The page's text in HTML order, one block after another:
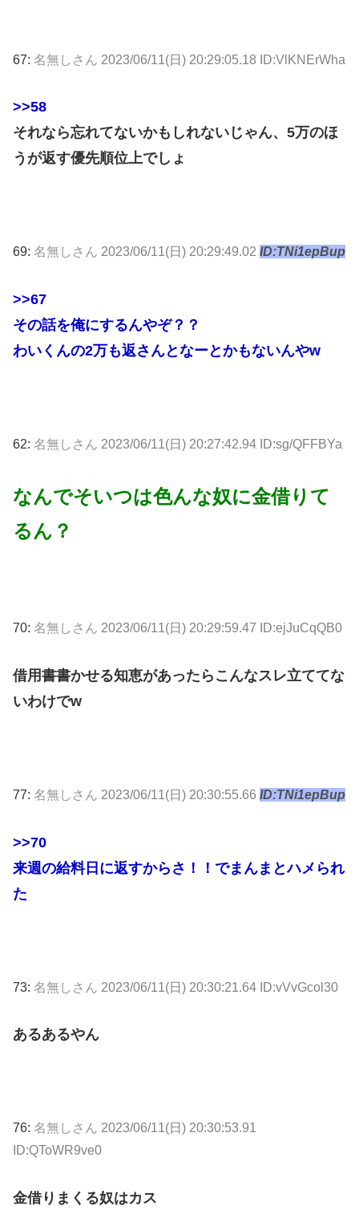
67: 名無しさん 2023/06/11(日) 20:29:05.18 ID:VlKNErWha
>>58
それなら忘れてないかもしれないじゃん、5万のほ
うが返す優先順位上でしょ
69: 名無しさん 2023/06/11(日) 20:29:49.02 ID:TNi1epBup
>>67
その話を俺にするんやぞ？？
わいくんの2万も返さんとなーとかもないんやw
62: 名無しさん 2023/06/11(日) 20:27:42.94 ID:sg/QFFBYa
なんでそいつは色んな奴に金借りて
るん？
70: 名無しさん 2023/06/11(日) 20:29:59.47 ID:ejJuCqQB0
借用書書かせる知恵があったらこんなスレ立ててな
いわけでw
77: 名無しさん 2023/06/11(日) 20:30:55.66 ID:TNi1epBup
>>70
来週の給料日に返すからさ！！でまんまとハメられ
た
73: 名無しさん 2023/06/11(日) 20:30:21.64 ID:vVvGcol30
あるあるやん
76: 名無しさん 2023/06/11(日) 20:30:53.91
ID:QToWR9ve0
金借りまくる奴はカス